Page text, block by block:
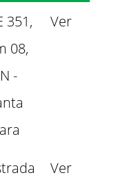
351,
08,
-
Ver
Ver